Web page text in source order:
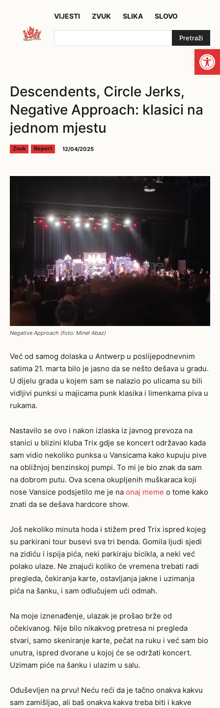
VIJESTI ZVUK SLIKA SLOVO
Pretraži
Descendents, Circle Jerks,
Negative Approach: klasici na
jednom mjestu
Zvuk Report 12/04/2025
Negative Approach (foto: Minel Abaz)
Već od samog dolaska u Antwerp u poslijepodnevnim
satima 21. marta bilo je jasno da se nešto dešava u gradu.
U dijelu grada u kojem sam se nalazio po ulicama su bili
vidljivi punksi u majicama punk klasika i limenkama piva u
rukama.
Nastavilo se ovo i nakon izlaska iz javnog prevoza na
stanici u blizini kluba Trix gdje se koncert održavao kada
sam vidio nekoliko punksa u Vansicama kako kupuju pive
na obližnjoj benzinskoj pumpi. To mi je bio znak da sam
na dobrom putu. Ova scena okupljenih muškaraca koji
nose Vansice podsjetilo me je na onaj meme o tome kako
znati da se dešava hardcore show.
Još nekoliko minuta hoda i stižem pred Trix ispred kojeg
su parkirani tour busevi sva tri benda. Gomila ljudi sjedi
na zidiću i ispija pića, neki parkiraju bicikla, a neki već
polako ulaze. Ne znajući koliko će vremena trebati radi
pregleda, čekiranja karte, ostavljanja jakne i uzimanja
pića na šanku, i sam odlučujem ući odmah.
Na moje iznenađenje, ulazak je prošao brže od
očekivanog. Nije bilo nikakvog pretresa ni pregleda
stvari, samo skeniranje karte, pečat na ruku i već sam bio
unutra, ispred dvorane u kojoj će se održati koncert.
Uzimam piće na šanku i ulazim u salu.
Oduševljen na prvu! Neću reći da je tačno onakva kakvu
sam zamišljao, ali baš onakva kakva treba biti i kakve